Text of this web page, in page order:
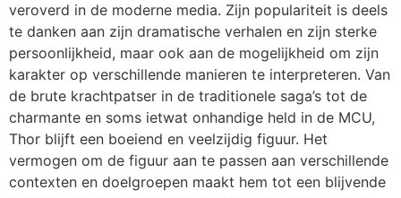
veroverd in de moderne media. Zijn populariteit is deels
te danken aan zijn dramatische verhalen en zijn sterke
persoonlijkheid, maar ook aan de mogelijkheid om zijn
karakter op verschillende manieren te interpreteren. Van
de brute krachtpatser in de traditionele saga’s tot de
charmante en soms ietwat onhandige held in de MCU,
Thor blijft een boeiend en veelzijdig figuur. Het
vermogen om de figuur aan te passen aan verschillende
contexten en doelgroepen maakt hem tot een blijvende